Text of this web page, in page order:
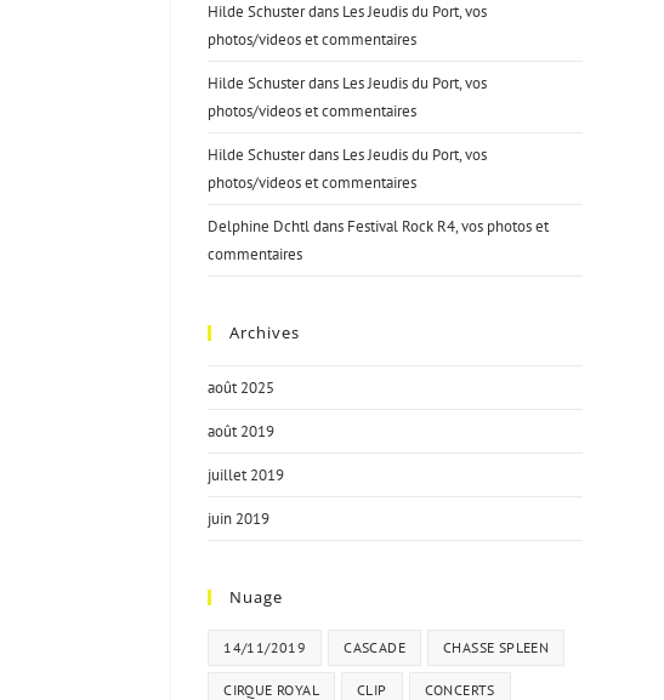
Hilde Schusterdans Les Jeudis du Port, vos
photos/videos et commentaires
Hilde Schusterdans Les Jeudis du Port, vos
photos/videos et commentaires
Hilde Schusterdans Les Jeudis du Port, vos
photos/videos et commentaires
Delphine Dchtldans Festival Rock R4, vos photos et
commentaires
Archives
août 2025
août 2019
juillet 2019
juin 2019
Nuage
14/11/2019 CASCADE CHASSE SPLEEN
CIRQUE ROYAL CLIP CONCERTS